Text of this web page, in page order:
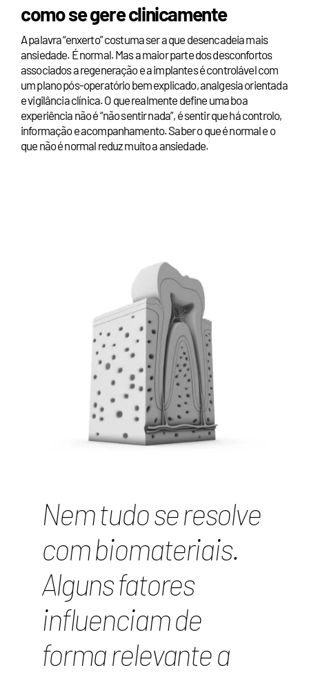
como se gere clinicamente
A palavra “enxerto” costuma ser a que desencadeia mais
ansiedade. É normal. Mas a maior parte dos desconfortos
associados a regeneração e a implantes é controlável com
um plano pós-operatório bem explicado, analgesia orientada
e vigilância clínica. O que realmente define uma boa
experiência não é “não sentir nada”, é sentir que há controlo,
informação e acompanhamento. Saber o que é normal e o
que não é normal reduz muito a ansiedade.
Nem tudo se resolve
com biomateriais.
Alguns fatores
influenciam de
forma relevante a